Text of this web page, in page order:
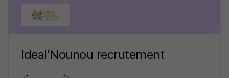
Ideal'Nounou recrutement